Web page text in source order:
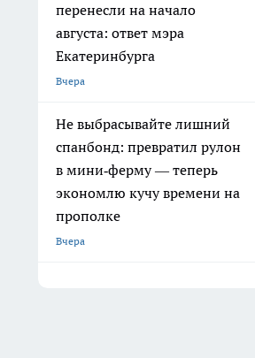
перенесли на начало
августа: ответ мэра
Екатеринбурга
Вчера
Не выбрасывайте лишний
спанбонд: превратил рулон
в мини‑ферму — теперь
экономлю кучу времени на
прополке
Вчера